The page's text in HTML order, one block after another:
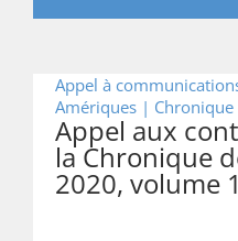
Appel à
Amériques |
Appel aux
la Chronique
2020, volume